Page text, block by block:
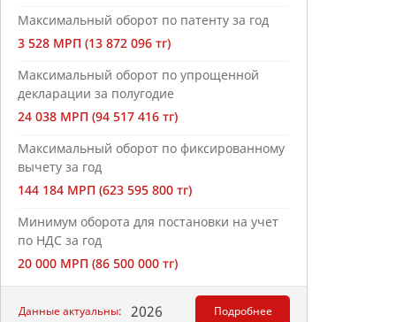
Максимальный оборот по патенту за год
3 528 МРП (13 872 096 тг)
Максимальный оборот по упрощенной
декларации за полугодие
24 038 МРП (94 517 416 тг)
Максимальный оборот по фиксированному
вычету за год
144 184 МРП (623 595 800 тг)
Минимум оборота для постановки на учет
по НДС за год
20 000 МРП (86 500 000 тг)
Данные актуальны: 2026 Подробнее